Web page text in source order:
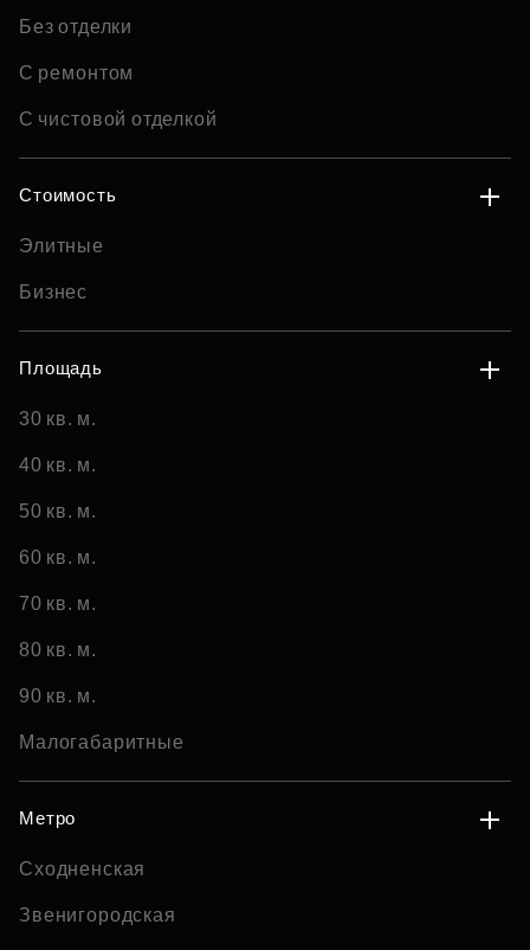
Без отделки
С ремонтом
С чистовой отделкой
Стоимость
Элитные
Бизнес
Площадь
30 кв. м.
40 кв. м.
50 кв. м.
60 кв. м.
70 кв. м.
80 кв. м.
90 кв. м.
Малогабаритные
Метро
Сходненская
Звенигородская